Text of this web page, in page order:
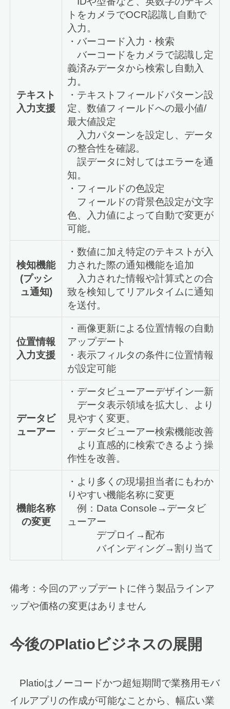
テキスト
入力支援
トをカメラでOCR認識し自動で
入力。
・バーコード入力・検索
バーコードをカメラで認識し定
義済みデータから検索し自動入
力。
・テキストフィールドパターン設
定、数値フィールドへの最小値/
最大値設定
入力パターンを設定し、データ
の整合性を確認。
誤データに対してはエラーを通
知。
・フィールドの色設定
フィールドの背景色設定が文字
色、入力値によって自動で変更が
可能。
検知機能
(プッシ
ュ通知)
・数値に加え特定のテキストが入
力された際の通知機能を追加
入力された情報や計算式との合
致を検知してリアルタイムに通知
を送付。
位置情報
入力支援
・画像更新による位置情報の自動
アップデート
・表示フィルタの条件に位置情報
が設定可能
データビ
ューアー
・データビューアーデザイン一新
データ表示領域を拡大し、より
見やすく変更。
・データビューアー検索機能改善
より直感的に検索できるよう操
作性を改善。
機能名称
の変更
・より多くの現場担当者にもわか
りやすい機能名称に変更
例：Data Console→データビ
ューアー
デプロイ→配布
バインディング→割り当て
備考：今回のアップデートに伴う製品ラインア
ップや価格の変更はありません
今後のPlatioビジネスの展開
Platioはノーコードかつ超短期間で業務用モバ
イルアプリの作成が可能なことから、幅広い業